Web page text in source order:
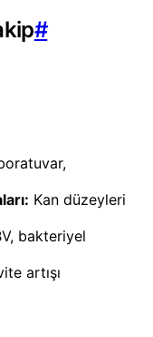
#
Kan düzeyleri
bakteriyel
artışı